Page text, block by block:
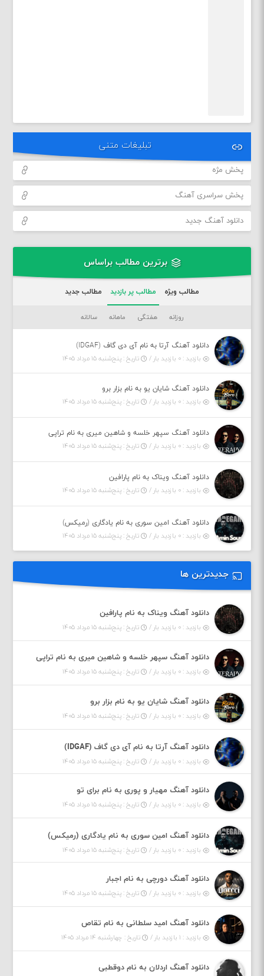
تبلیغات متنی
پخش مژه
پخش سراسری آهنگ
دانلود آهنگ جدید
برترین مطالب براساس
مطالب ویژه مطالب پر بازدید مطالب جدید
روزانه هفتگی ماهانه سالانه
دانلود آهنگ آرتا به نام آی دی گاف (IDGAF)
بازدید : ۰ بازدید بار /
تاریخ : پنج‌شنبه ۱۵ مرداد ۱۴۰۵
دانلود آهنگ شایان یو به نام بزار برو
بازدید : ۰ بازدید بار /
تاریخ : پنج‌شنبه ۱۵ مرداد ۱۴۰۵
دانلود آهنگ سپهر خلسه و شاهین میری به نام تراپی
بازدید : ۰ بازدید بار /
تاریخ : پنج‌شنبه ۱۵ مرداد ۱۴۰۵
دانلود آهنگ ویناک به نام پارافین
بازدید : ۰ بازدید بار /
تاریخ : پنج‌شنبه ۱۵ مرداد ۱۴۰۵
دانلود آهنگ امین سوری به نام یادگاری (رمیکس)
بازدید : ۰ بازدید بار /
تاریخ : پنج‌شنبه ۱۵ مرداد ۱۴۰۵
جدیدترین ها
دانلود آهنگ ویناک به نام پارافین
بازدید : ۰ بازدید بار / تاریخ : پنج‌شنبه ۱۵ مرداد ۱۴۰۵
دانلود آهنگ سپهر خلسه و شاهین میری به نام تراپی
بازدید : ۰ بازدید بار / تاریخ : پنج‌شنبه ۱۵ مرداد ۱۴۰۵
دانلود آهنگ شایان یو به نام بزار برو
بازدید : ۰ بازدید بار / تاریخ : پنج‌شنبه ۱۵ مرداد ۱۴۰۵
دانلود آهنگ آرتا به نام آی دی گاف (IDGAF)
بازدید : ۰ بازدید بار / تاریخ : پنج‌شنبه ۱۵ مرداد ۱۴۰۵
دانلود آهنگ مهیار و پوری به نام برای تو
بازدید : ۰ بازدید بار / تاریخ : پنج‌شنبه ۱۵ مرداد ۱۴۰۵
دانلود آهنگ امین سوری به نام یادگاری (رمیکس)
بازدید : ۰ بازدید بار / تاریخ : پنج‌شنبه ۱۵ مرداد ۱۴۰۵
دانلود آهنگ دورچی به نام اجبار
بازدید : ۰ بازدید بار / تاریخ : پنج‌شنبه ۱۵ مرداد ۱۴۰۵
دانلود آهنگ امید سلطانی به نام تقاص
بازدید : ۱ بازدید بار / تاریخ : چهارشنبه ۱۴ مرداد ۱۴۰۵
دانلود آهنگ اردلان به نام دوقطبی